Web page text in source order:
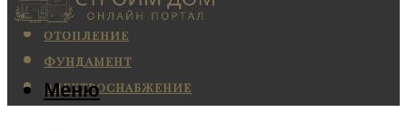
КОНДИЦИОНИРОВАНИЕ
ОТОПЛЕНИЕ
ФУНДАМЕНТ
ЭЛЕКТРОСНАБЖЕНИЕ
Меню